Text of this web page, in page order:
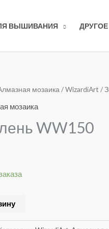
ВЫШИВАНИЯ ДРУГОЕ
мозаика /WizardiArt /
мозаика
WW150